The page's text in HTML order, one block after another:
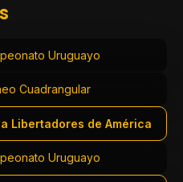
Uruguayo
Cuadrangular
Libertadores de América
Uruguayo